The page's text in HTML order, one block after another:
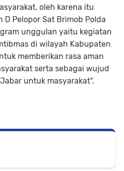
oleh karena itu
D Pelopor Sat Brimob Polda
unggulan yaitu kegiatan
di wilayah Kabupaten
memberikan rasa aman
serta sebagai wujud
untuk masyarakat".